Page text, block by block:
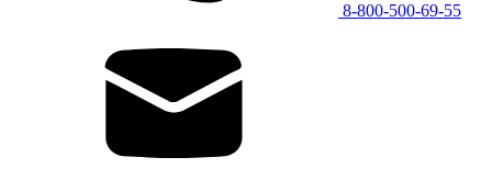
8-800-500-69-55